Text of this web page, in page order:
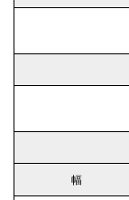
幅